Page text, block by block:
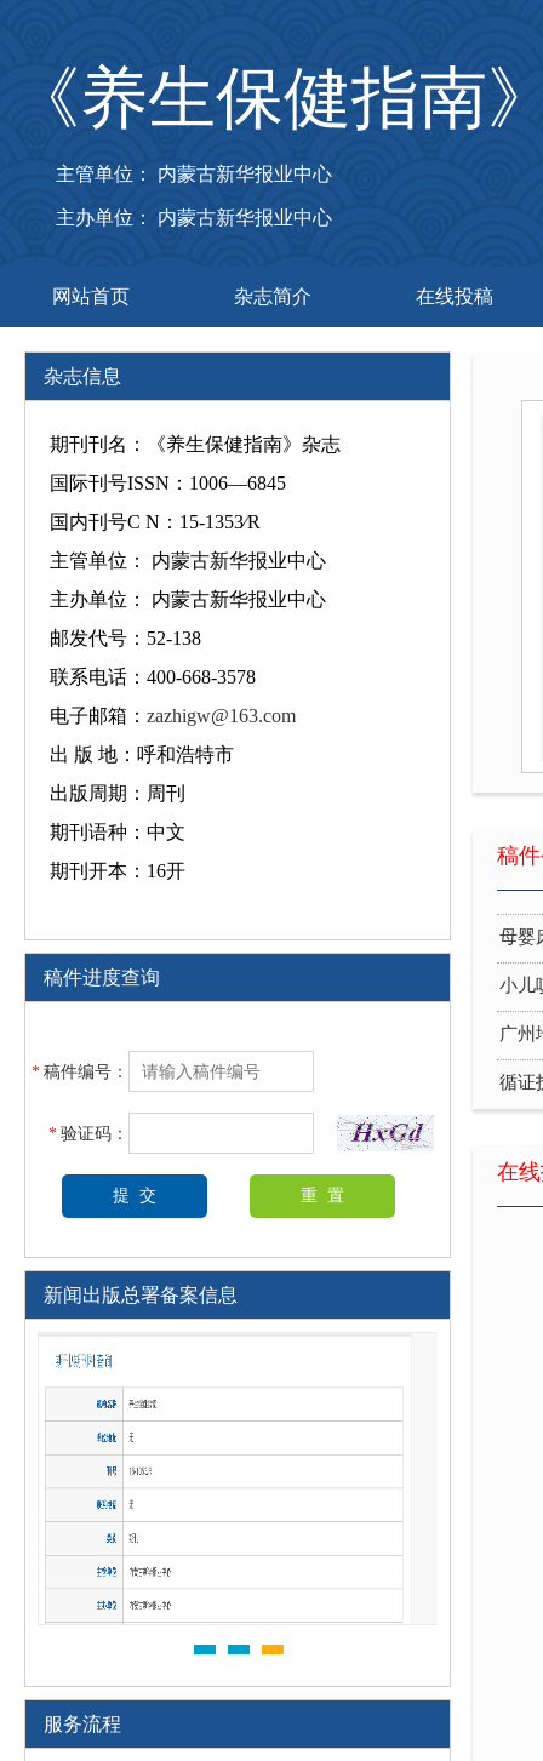
《养生保健指南
主管单位： 内蒙古新华报业中心
主办单位： 内蒙古新华报业中心
网站首页 杂志简介 在线投稿
稿
屏
运
母婴
小儿
广州
循证
浅谈
屏风
在
杂志信息
期刊刊名：《养生保健指南》杂志
国际刊号ISSN：1006—6845
国内刊号C N：15-1353∕R
主管单位： 内蒙古新华报业中心
主办单位： 内蒙古新华报业中心
邮发代号：52-138
联系电话：400-668-3578
电子邮箱： zazhigw@163.com
出 版 地：呼和浩特市
出版周期：周刊
期刊语种：中文
期刊开本：16开
稿件进度查询
* 稿件编号：
* 验证码：
新闻出版总署备案信息
服务流程